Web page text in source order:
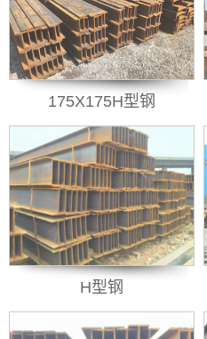
175X175H型钢
H型钢